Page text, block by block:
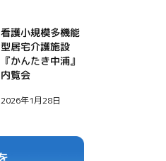
看護小規模多機能
型居宅介護施設
『かんたき中浦』
内覧会
2026年1月28日